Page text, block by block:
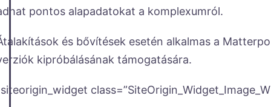
pontos alapadatokat a komplexumról.
és bővítések esetén alkalmas a
kipróbálásának támogatására.